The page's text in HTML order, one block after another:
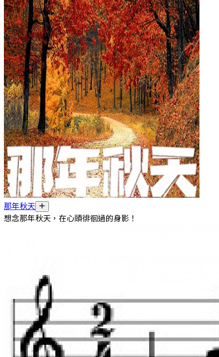
那年秋天
想念那年秋天，在心頭徘徊過的身影！